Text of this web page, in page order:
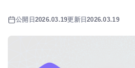
公開日 2026.03.19更新日2026.03.19